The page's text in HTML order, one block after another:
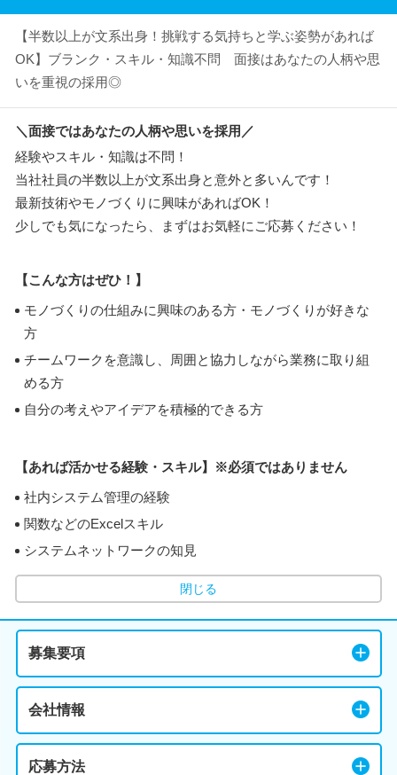
【半数以上が文系出身！挑戦する気持ちと学ぶ姿勢があれば
OK】ブランク・スキル・知識不問 面接はあなたの人柄や思
いを重視の採用◎
＼面接ではあなたの人柄や思いを採用／
経験やスキル・知識は不問！
当社社員の半数以上が文系出身と意外と多いんです！
最新技術やモノづくりに興味があればOK！
少しでも気になったら、まずはお気軽にご応募ください！
【こんな方はぜひ！】
モノづくりの仕組みに興味のある方・モノづくりが好きな
方
チームワークを意識し、周囲と協力しながら業務に取り組
める方
自分の考えやアイデアを積極的できる方
【あれば活かせる経験・スキル】※必須ではありません
社内システム管理の経験
関数などのExcelスキル
システムネットワークの知見
閉じる
募集要項
会社情報
応募方法